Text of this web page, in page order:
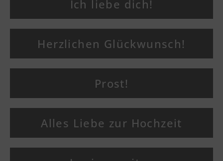
Ich liebe dich!
Herzlichen Glückwunsch!
Prost!
Alles Liebe zur Hochzeit